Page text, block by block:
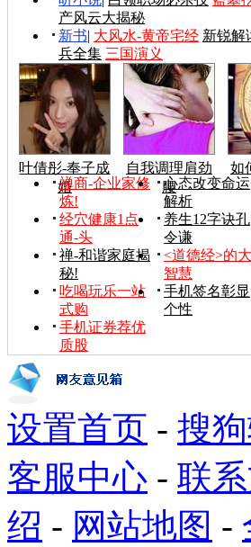
产风云大揭秘
新书| 大风水-黄帝宅经 新锐解
兵全集 三国演义
叶倩彤-奉子成
婚
自我调理肩劲
腰
如
禅商-企业家修
炼!
心态改变命运
解析
经穴健康1点
通-头
养生12字诀孔
令谦
禅-和谐家庭揭
秘!
<道德经>的大
智慧
吃喝玩乐一站
式购
手机签名彰显
个性
手机证券荐优
质股
设置首页 - 搜
客服中心 - 联
绍 - 网站地图 -